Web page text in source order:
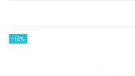
-15%